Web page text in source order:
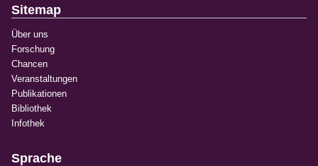
Sitemap
Über uns
Forschung
Chancen
Veranstaltungen
Publikationen
Bibliothek
Infothek
Sprache